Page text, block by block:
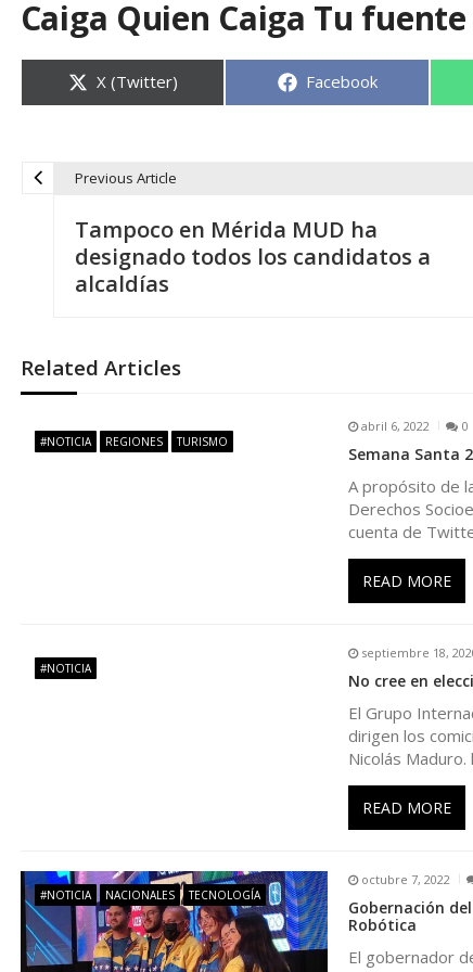
Caiga Quien Caiga Tu
Compartir
en
X (Twitter) Compartir
Facebook
e
g
n
n
Previous Article
Tampoco en Mérida MUD ha
designado todos los candidatos a
alcaldías
Related Articles
#NOTICIA REGIONES TURISMO
abril 6, 2022 0
Semana Santa
A propósito de
Derechos
cuenta de
READ MORE
#NOTICIA
septiembre 18,
No cree en
El Grupo
dirigen los
Nicolás Maduro.
READ MORE
#NOTICIA NACIONALES TECNOLOGÍA
octubre 7, 2022
Gobernación
Robótica
El gobernador